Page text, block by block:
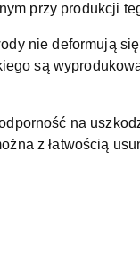
przy produkcji
nie deformują
są
na
z łatwością